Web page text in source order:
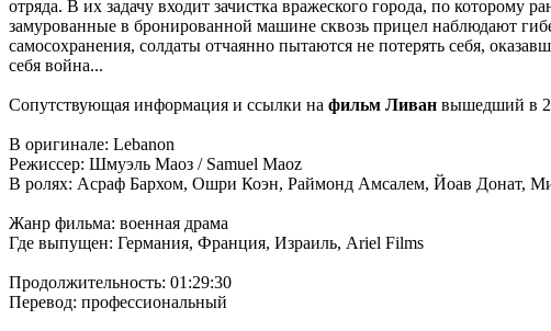
отряда. В их задачу входит зачистка вражеского города, по которому
замурованные в бронированной машине сквозь прицел наблюдают
самосохранения, солдаты отчаянно пытаются не потерять себя,
себя война...
Сопутствующая информация и ссылки на фильм Ливан вышедший в
В оригинале: Lebanon
Режиссер: Шмуэль Маоз / Samuel Maoz
В ролях: Асраф Бархом, Ошри Коэн, Раймонд Амсалем, Йоав Донат,
Жанр фильма: военная драма
Где выпущен: Германия, Франция, Израиль, Ariel Films
Продолжительность: 01:29:30
Перевод: профессиональный